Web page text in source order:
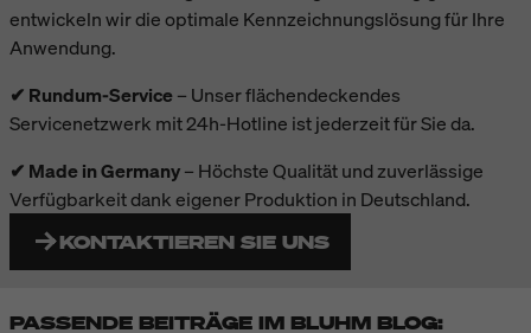
entwickeln wir die optimale Kennzeichnungslösung für Ihre
Anwendung.
✔ Rundum-Service– Unser flächendeckendes
Servicenetzwerk mit 24h-Hotline ist jederzeit für Sie da.
✔ Made in Germany– Höchste Qualität und zuverlässige
Verfügbarkeit dank eigener Produktion in Deutschland.
KONTAKTIEREN SIE UNS
PASSENDE BEITRÄGE IM BLUHM BLOG: